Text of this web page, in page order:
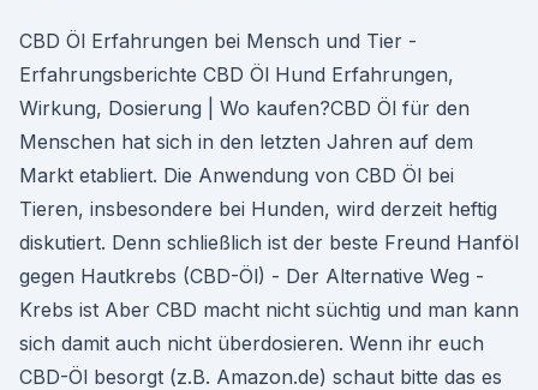
CBD Öl Erfahrungen bei Mensch und Tier -
Erfahrungsberichte CBD Öl Hund Erfahrungen,
Wirkung, Dosierung | Wo kaufen?CBD Öl für den
Menschen hat sich in den letzten Jahren auf dem
Markt etabliert. Die Anwendung von CBD Öl bei
Tieren, insbesondere bei Hunden, wird derzeit heftig
diskutiert. Denn schließlich ist der beste Freund Hanföl
gegen Hautkrebs (CBD-Öl) - Der Alternative Weg -
Krebs ist Aber CBD macht nicht süchtig und man kann
sich damit auch nicht überdosieren. Wenn ihr euch
CBD-Öl besorgt (z.B. Amazon.de) schaut bitte das es